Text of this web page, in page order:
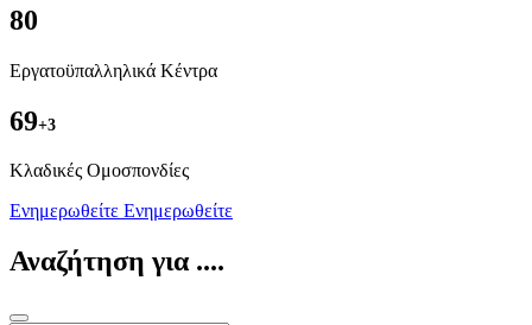
80
Εργατοϋπαλληλικά Κέντρα
69+3
Kλαδικές Ομοσπονδίες
Ενημερωθείτε Ενημερωθείτε
Αναζήτηση για ....